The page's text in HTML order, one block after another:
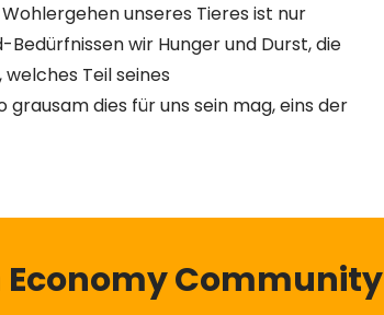
unseres Tieres ist nur
wir Hunger und Durst, die
Teil seines
dies für uns sein mag, eins der
Community